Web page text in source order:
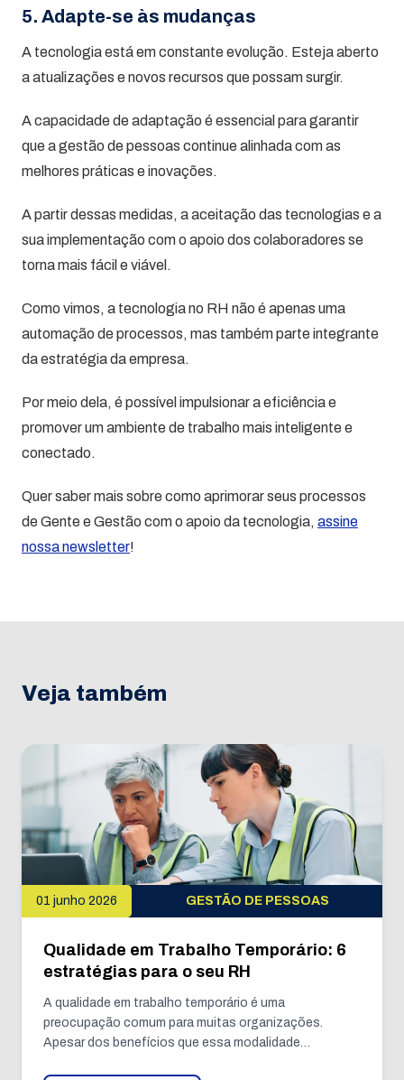
5. Adapte-se às mudanças
A tecnologia está em constante evolução. Esteja aberto
a atualizações e novos recursos que possam surgir.
A capacidade de adaptação é essencial para garantir
que a gestão de pessoas continue alinhada com as
melhores práticas e inovações.
A partir dessas medidas, a aceitação das tecnologias e a
sua implementação com o apoio dos colaboradores se
torna mais fácil e viável.
Como vimos, a tecnologia no RH não é apenas uma
automação de processos, mas também parte integrante
da estratégia da empresa.
Por meio dela, é possível impulsionar a eficiência e
promover um ambiente de trabalho mais inteligente e
conectado.
Quer saber mais sobre como aprimorar seus processos
de Gente e Gestão com o apoio da tecnologia, assine
nossa newsletter!
Veja também
01 junho 2026 GESTÃO DE PESSOAS
Qualidade em Trabalho Temporário: 6
estratégias para o seu RH
A qualidade em trabalho temporário é uma
preocupação comum para muitas organizações.
Apesar dos benefícios que essa modalidade…